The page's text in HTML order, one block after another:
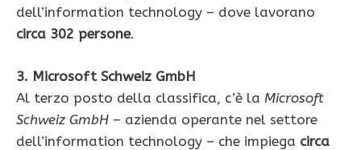
dell’information technology – dove lavorano
circa 302 persone.
3. Microsoft Schweiz GmbH
Al terzo posto della classifica, c’è la Microsoft
Schweiz GmbH – azienda operante nel settore
dell’information technology – che impiega circa